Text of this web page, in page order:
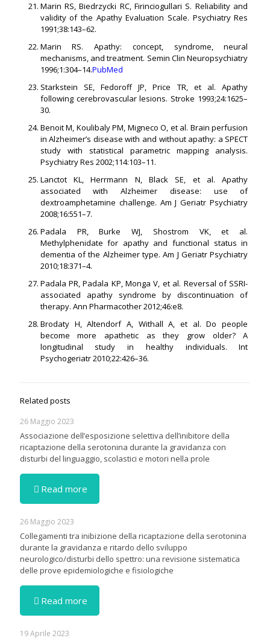
Marin RS, Biedrzycki RC, Firinciogullari S. Reliability and
validity of the Apathy Evaluation Scale. Psychiatry Res
1991;38:143–62.
Marin RS. Apathy: concept, syndrome, neural
mechanisms, and treatment. Semin Clin Neuropsychiatry
1996;1:304–14.PubMed
Starkstein SE, Fedoroff JP, Price TR, et al. Apathy
following cerebrovascular lesions. Stroke 1993;24:1625–
30.
Benoit M, Koulibaly PM, Migneco O, et al. Brain perfusion
in Alzheimer’s disease with and without apathy: a SPECT
study with statistical parametric mapping analysis.
Psychiatry Res 2002;114:103–11.
Lanctot KL, Herrmann N, Black SE, et al. Apathy
associated with Alzheimer disease: use of
dextroamphetamine challenge. Am J Geriatr Psychiatry
2008;16:551–7.
Padala PR, Burke WJ, Shostrom VK, et al.
Methylphenidate for apathy and functional status in
dementia of the Alzheimer type. Am J Geriatr Psychiatry
2010;18:371–4.
Padala PR, Padala KP, Monga V, et al. Reversal of SSRI-
associated apathy syndrome by discontinuation of
therapy. Ann Pharmacother 2012;46:e8.
Brodaty H, Altendorf A, Withall A, et al. Do people
become more apathetic as they grow older? A
longitudinal study in healthy individuals. Int
Psychogeriatr 2010;22:426–36.
Related posts
26 Maggio 2023
Associazione dell’esposizione selettiva dell’inibitore della
ricaptazione della serotonina durante la gravidanza con
disturbi del linguaggio, scolastici e motori nella prole
Read more
26 Maggio 2023
Collegamenti tra inibizione della ricaptazione della serotonina
durante la gravidanza e ritardo dello sviluppo
neurologico/disturbi dello spettro: una revisione sistematica
delle prove epidemiologiche e fisiologiche
Read more
19 Aprile 2023